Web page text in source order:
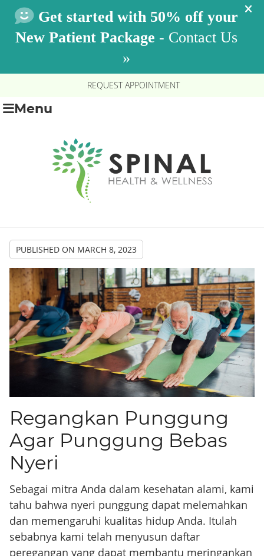
REQUEST APPOINTMENT
Menu
PUBLISHED ON MARCH 8, 2023
Regangkan Punggung
Agar Punggung Bebas
Nyeri
Sebagai mitra Anda dalam kesehatan alami, kami
tahu bahwa nyeri punggung dapat melemahkan
dan memengaruhi kualitas hidup Anda. Itulah
sebabnya kami telah menyusun daftar
peregangan yang dapat membantu meringankan